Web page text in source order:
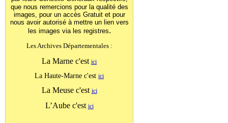
que nous remercions pour la qualité des
images, pour un accès Gratuit et pour
nous avoir autorisé à mettre un lien vers
les images via les registres.
Les Archives Départementales :
La Marne c'est ici
La Haute-Marne c'est ici
La Meuse c'est ici
L’Aube c'est ici